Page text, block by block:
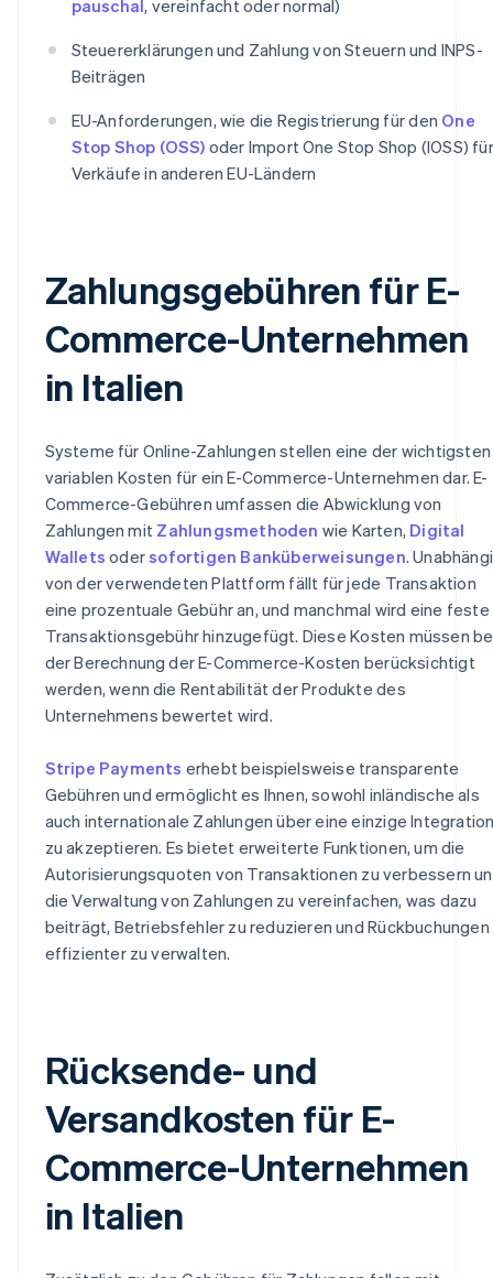
pauschal, vereinfacht oder normal)
Steuererklärungen und Zahlung von Steuern und INPS-
Beiträgen
EU-Anforderungen, wie die Registrierung für den One
Stop Shop (OSS) oder Import One Stop Shop (IOSS) für
Verkäufe in anderen EU-Ländern
Zahlungsgebühren für E-
Commerce-Unternehmen
in Italien
Systeme für Online-Zahlungen stellen eine der wichtigsten
variablen Kosten für ein E-Commerce-Unternehmen dar. E-
Commerce-Gebühren umfassen die Abwicklung von
Zahlungen mit Zahlungsmethoden wie Karten, Digital
Wallets odersofortigen Banküberweisungen.
von der verwendeten Plattform fällt für jede Transaktion
eine prozentuale Gebühr an, und manchmal wird eine feste
Transaktionsgebühr hinzugefügt. Diese Kosten müssen
der Berechnung der E-Commerce-Kosten berücksichtigt
werden, wenn die Rentabilität der Produkte des
Unternehmens bewertet wird.
Stripe Payments erhebt beispielsweise transparente
Gebühren und ermöglicht es Ihnen, sowohl inländische als
auch internationale Zahlungen über eine einzige
zu akzeptieren. Es bietet erweiterte Funktionen, um die
Autorisierungsquoten von Transaktionen zu verbessern
die Verwaltung von Zahlungen zu vereinfachen, was dazu
beiträgt, Betriebsfehler zu reduzieren und Rückbuchungen
effizienter zu verwalten.
Rücksende- und
Versandkosten für E-
Commerce-Unternehmen
in Italien